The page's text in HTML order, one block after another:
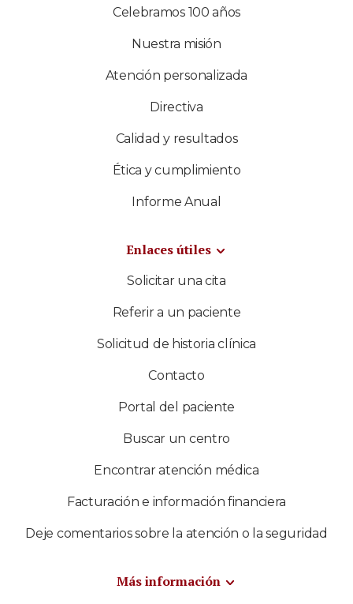
Celebramos 100 años
Nuestra misión
Atención personalizada
Directiva
Calidad y resultados
Ética y cumplimiento
Informe Anual
Enlaces útiles
Solicitar una cita
Referir a un paciente
Solicitud de historia clínica
Contacto
Portal del paciente
Buscar un centro
Encontrar atención médica
Facturación e información financiera
Deje comentarios sobre la atención o la seguridad
Más información